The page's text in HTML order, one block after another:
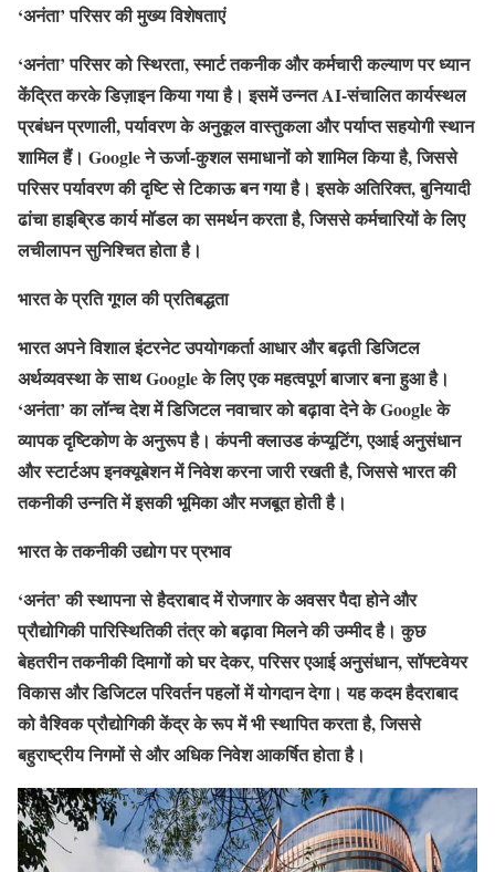
‘अनंता’ परिसर की मुख्य विशेषताएं
‘अनंता’ परिसर को स्थिरता, स्मार्ट तकनीक और कर्मचारी कल्याण पर ध्यान
केंद्रित करके डिज़ाइन किया गया है। इसमें उन्नत AI-संचालित कार्यस्थल
प्रबंधन प्रणाली, पर्यावरण के अनुकूल वास्तुकला और पर्याप्त सहयोगी स्थान
शामिल हैं। Google ने ऊर्जा-कुशल समाधानों को शामिल किया है, जिससे
परिसर पर्यावरण की दृष्टि से टिकाऊ बन गया है। इसके अतिरिक्त, बुनियादी
ढांचा हाइब्रिड कार्य मॉडल का समर्थन करता है, जिससे कर्मचारियों के लिए
लचीलापन सुनिश्चित होता है।
भारत के प्रति गूगल की प्रतिबद्धता
भारत अपने विशाल इंटरनेट उपयोगकर्ता आधार और बढ़ती डिजिटल
अर्थव्यवस्था के साथ Google के लिए एक महत्वपूर्ण बाजार बना हुआ है।
‘अनंता’ का लॉन्च देश में डिजिटल नवाचार को बढ़ावा देने के Google के
व्यापक दृष्टिकोण के अनुरूप है। कंपनी क्लाउड कंप्यूटिंग, एआई अनुसंधान
और स्टार्टअप इनक्यूबेशन में निवेश करना जारी रखती है, जिससे भारत की
तकनीकी उन्नति में इसकी भूमिका और मजबूत होती है।
भारत के तकनीकी उद्योग पर प्रभाव
‘अनंत’ की स्थापना से हैदराबाद में रोजगार के अवसर पैदा होने और
प्रौद्योगिकी पारिस्थितिकी तंत्र को बढ़ावा मिलने की उम्मीद है। कुछ
बेहतरीन तकनीकी दिमागों को घर देकर, परिसर एआई अनुसंधान, सॉफ्टवेयर
विकास और डिजिटल परिवर्तन पहलों में योगदान देगा। यह कदम हैदराबाद
को वैश्विक प्रौद्योगिकी केंद्र के रूप में भी स्थापित करता है, जिससे
बहुराष्ट्रीय निगमों से और अधिक निवेश आकर्षित होता है।